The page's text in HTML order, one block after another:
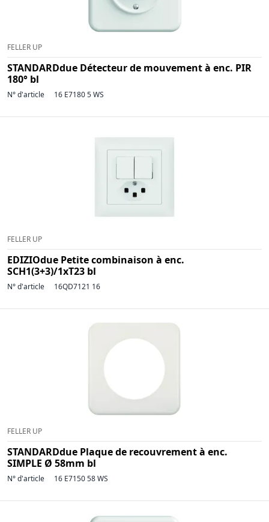
FELLER UP
STANDARDdue Détecteur de mouvement à enc. PIR
180° bl
N° d'article 16 E7180 5 WS
FELLER UP
EDIZIOdue Petite combinaison à enc.
SCH1(3+3)/1xT23 bl
N° d'article 16QD7121 16
FELLER UP
STANDARDdue Plaque de recouvrement à enc.
SIMPLE Ø 58mm bl
N° d'article 16 E7150 58 WS